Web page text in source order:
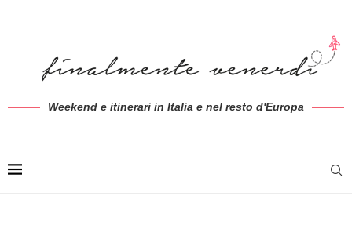
Weekend e itinerari in Italia e nel resto d'Europa